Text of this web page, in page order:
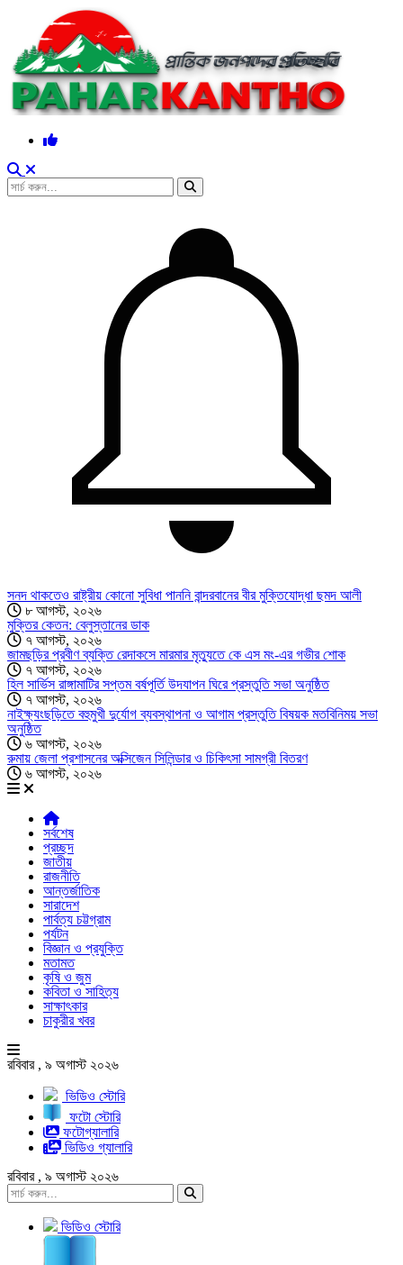
সনদ থাকতেও রাষ্ট্রীয় কোনো সুবিধা পাননি বান্দরবানের বীর মুক্তিযোদ্ধা ছমদ আলী
৮ আগস্ট, ২০২৬
মুক্তির কেতন: বেলুস্তানের ডাক
৭ আগস্ট, ২০২৬
জামছড়ির প্রবীণ ব্যক্তি রেদাকসে মারমার মৃত্যুতে কে এস মং-এর গভীর শোক
৭ আগস্ট, ২০২৬
হিল সার্ভিস রাঙ্গামাটির সপ্তম বর্ষপূর্তি উদযাপন ঘিরে প্রস্তুতি সভা অনুষ্ঠিত
৭ আগস্ট, ২০২৬
নাইক্ষ্যংছড়িতে বহুমুখী দুর্যোগ ব্যবস্থাপনা ও আগাম প্রস্তুতি বিষয়ক মতবিনিময় সভা
অনুষ্ঠিত
৬ আগস্ট, ২০২৬
রুমায় জেলা প্রশাসনের অক্সিজেন সিলিন্ডার ও চিকিৎসা সামগ্রী বিতরণ
৬ আগস্ট, ২০২৬
সর্বশেষ
প্রচ্ছদ
জাতীয়
রাজনীতি
আন্তর্জাতিক
সারাদেশ
পার্বত্য চট্টগ্রাম
পর্যটন
বিজ্ঞান ও প্রযুক্তি
মতামত
কৃষি ও জুম
কবিতা ও সাহিত্য
সাক্ষাৎকার
চাকুরীর খবর
রবিবার , ৯ অগাস্ট ২০২৬
ভিডিও স্টোরি
ফটো স্টোরি
ফটোগ্যালারি
ভিডিও গ্যালারি
রবিবার , ৯ অগাস্ট ২০২৬
ভিডিও স্টোরি